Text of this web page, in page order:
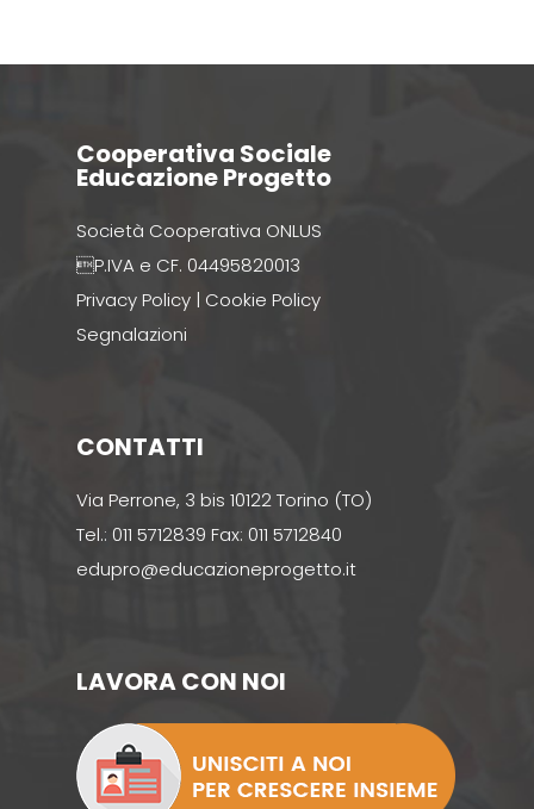
Cooperativa Sociale
Educazione Progetto
Società Cooperativa ONLUS
P.IVA e CF. 04495820013
Privacy Policy | Cookie Policy
Segnalazioni
CONTATTI
Via Perrone, 3 bis 10122 Torino (TO)
Tel.: 011 5712839 Fax: 011 5712840
edupro@educazioneprogetto.it
LAVORA CON NOI